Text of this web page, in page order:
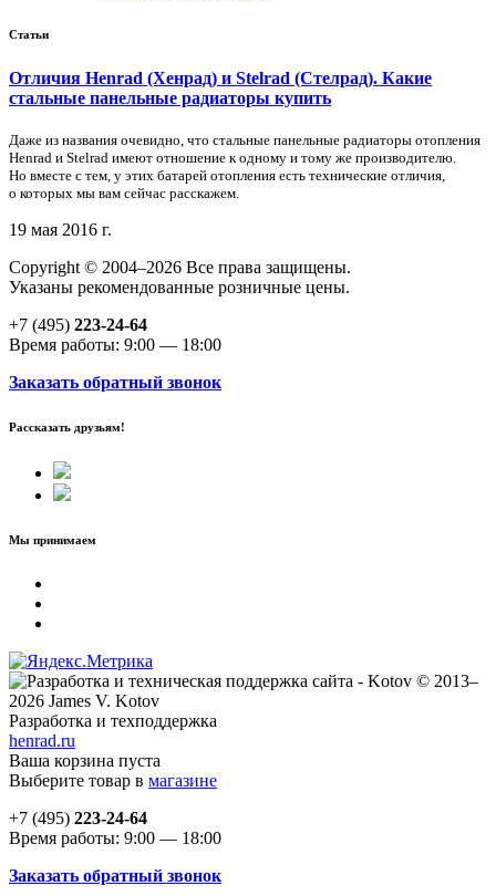
Статьи
Отличия Henrad (Хенрад) и Stelrad (Стелрад). Какие
стальные панельные радиаторы купить
Даже из названия очевидно, что стальные панельные радиаторы отопления
Henrad и Stelrad имеют отношение к одному и тому же производителю.
Но вместе с тем, у этих батарей отопления есть технические отличия,
о которых мы вам сейчас расскажем.
19 мая 2016 г.
Copyright © 2004–2026 Все права защищены.
Указаны рекомендованные розничные цены.
+7 (495) 223-24-64
Время работы: 9:00 — 18:00
Заказать обратный звонок
Рассказать друзьям!
Мы принимаем
© 2013–
2026 James V. Kotov
Разработка и техподдержка
henrad.ru
Ваша корзина пуста
Выберите товар в магазине
+7 (495) 223-24-64
Время работы: 9:00 — 18:00
Заказать обратный звонок